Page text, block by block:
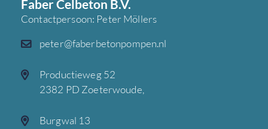
Faber Celbeton B.V.
Contactpersoon: Peter Möllers
peter@faberbetonpompen.nl
Productieweg 52
2382 PD Zoeterwoude,
Burgwal 13